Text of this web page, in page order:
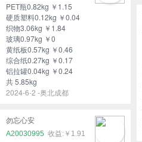
PET瓶0.82kg ￥1.15
硬质塑料0.12kg ￥0.04
织物3.06kg ￥1.84
玻璃0.97kg ￥0
黄纸板0.57kg ￥0.46
综合纸0.27kg ￥0.17
铝拉罐0.04kg ￥0.24
共 5.85kg
2024-6-2 -奥北成都
勿忘心安
A20030995
￥1.91